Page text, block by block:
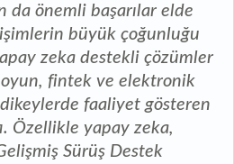
da önemli başarılar elde
büyük çoğunluğu
zeka destekli çözümler
fintek ve elektronik
faaliyet gösteren
Özellikle yapay zeka,
Sürüş Destek